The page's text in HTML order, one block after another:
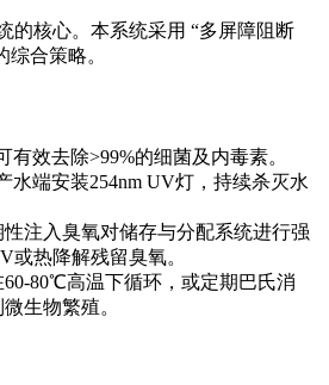
的核心。本系统采用 “多屏障阻断
合策略。
有效去除>99%的细菌及内毒素。
水端安装254nm UV灯，持续杀灭水
注入臭氧对储存与分配系统进行强
或热降解残留臭氧。
80℃高温下循环，或定期巴氏消
生物繁殖。